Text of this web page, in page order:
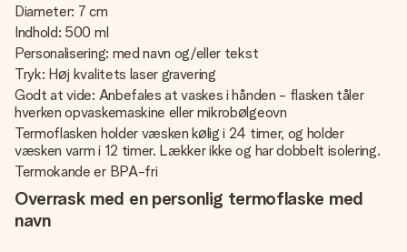
Diameter: 7 cm
Indhold: 500 ml
Personalisering: med navn og/eller tekst
Tryk: Høj kvalitets laser gravering
Godt at vide: Anbefales at vaskes i hånden - flasken tåler
hverken opvaskemaskine eller mikrobølgeovn
Termoflasken holder væsken kølig i 24 timer, og holder
væsken varm i 12 timer. Lækker ikke og har dobbelt isolering.
Termokande er BPA-fri
Overrask med en personlig termoflaske med
navn